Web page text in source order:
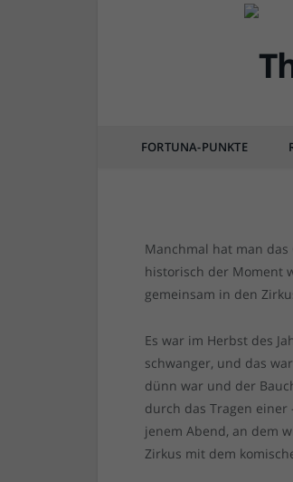
FORTUNA-PUNKTE
DÜSSEL-HISTÖRCHEN
Manchmal hat man
historisch der Moment
gemeinsam in den
Es war im Herbst des
schwanger, und das
dünn war und der
durch das Tragen einer
jenem Abend, an dem
Zirkus mit dem